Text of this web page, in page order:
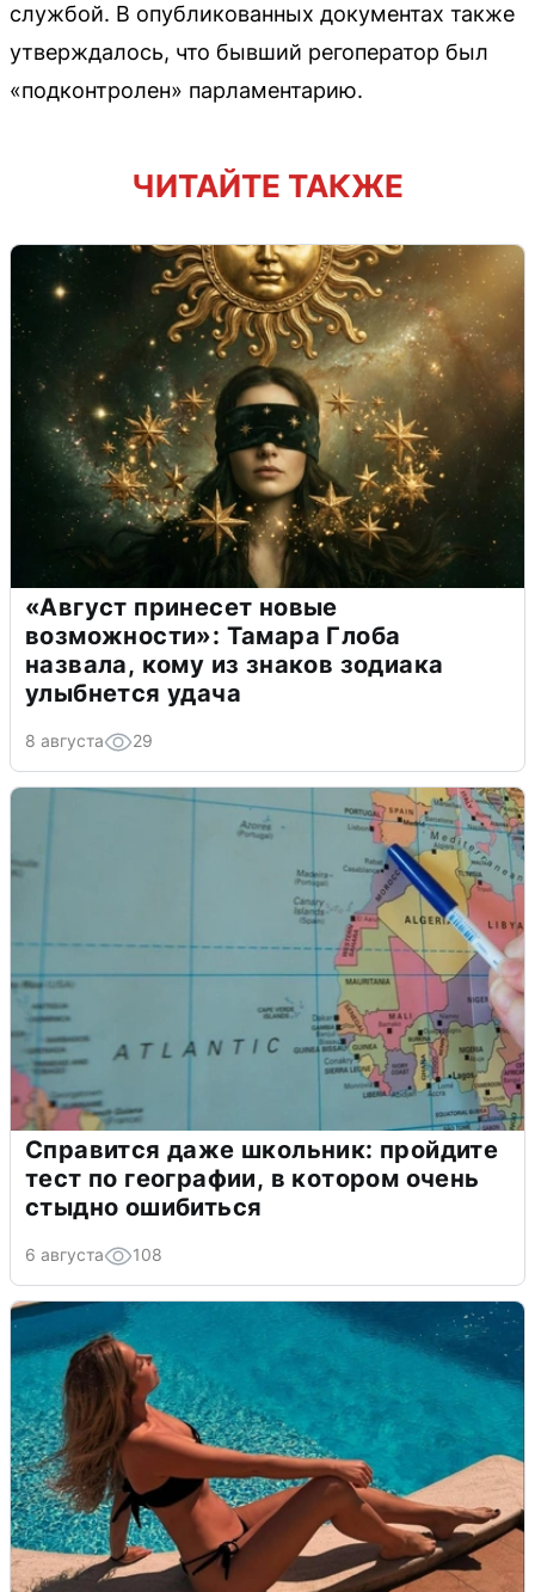
службой. В опубликованных документах также
утверждалось, что бывший регоператор был
«подконтролен» парламентарию.
ЧИТАЙТЕ ТАКЖЕ
«Август принесет новые
возможности»: Тамара Глоба
назвала, кому из знаков зодиака
улыбнется удача
8 августа 29
Справится даже школьник: пройдите
тест по географии, в котором очень
стыдно ошибиться
6 августа 108